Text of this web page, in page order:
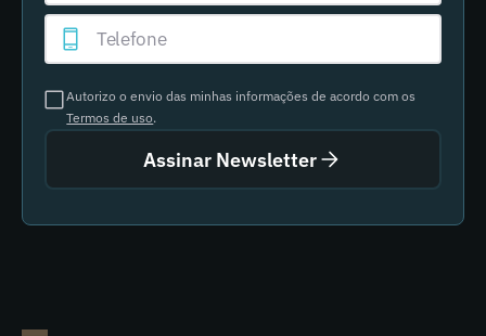
Autorizo o envio das minhas informações de acordo com os
Termos de uso.
Assinar Newsletter